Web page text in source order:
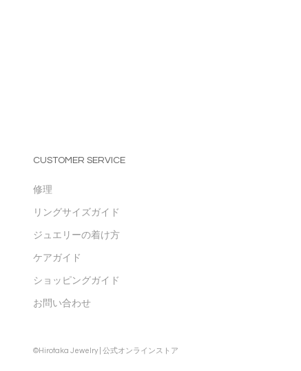
CUSTOMER SERVICE
修理
リングサイズガイド
ジュエリーの着け方
ケアガイド
ショッピングガイド
お問い合わせ
©Hirotaka Jewelry | 公式オンラインストア